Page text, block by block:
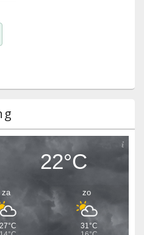
22°C
za
27°C
zo
31°C